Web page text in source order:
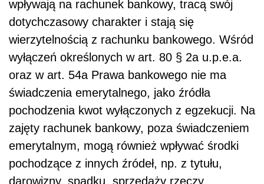
wpływają na rachunek bankowy, tracą swój
dotychczasowy charakter i stają się
wierzytelnością z rachunku bankowego. Wśród
wyłączeń określonych w art. 80 § 2a u.p.e.a.
oraz w art. 54a Prawa bankowego nie ma
świadczenia emerytalnego, jako źródła
pochodzenia kwot wyłączonych z egzekucji. Na
zajęty rachunek bankowy, poza świadczeniem
emerytalnym, mogą również wpływać środki
pochodzące z innych źródeł, np. z tytułu,
darowizny, spadku, sprzedaży rzeczy